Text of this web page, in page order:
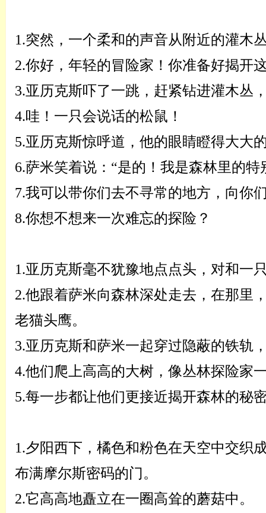
1.突然，一个柔和的声音从附近的灌木
2.你好，年轻的冒险家！你准备好揭开
3.亚历克斯吓了一跳，赶紧钻进灌木丛
4.哇！一只会说话的松鼠！
5.亚历克斯惊呼道，他的眼睛瞪得大大
6.萨米笑着说： “是的！我是森林里的特
7.我可以带你们去不寻常的地方，向你
8.你想不想来一次难忘的探险？
1.亚历克斯毫不犹豫地点点头，对和一
2.他跟着萨米向森林深处走去，在那里
老猫头鹰。
3.亚历克斯和萨米一起穿过隐蔽的铁轨
4.他们爬上高高的大树，像丛林探险家
5.每一步都让他们更接近揭开森林的秘
1.夕阳西下，橘色和粉色在天空中交织
布满摩尔斯密码的门。
2.它高高地矗立在一圈高耸的蘑菇中。